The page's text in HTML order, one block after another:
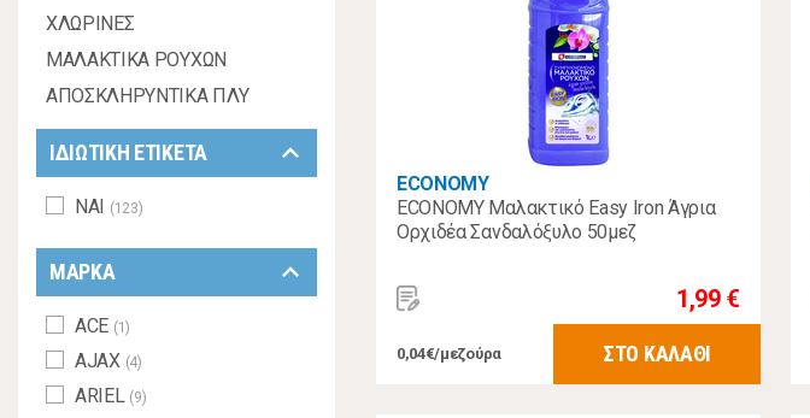
ΧΛΩΡΙΝΕΣ
ΜΑΛΑΚΤΙΚΑ ΡΟΥΧΩΝ
ΑΠΟΣΚΛΗΡΥΝΤΙΚΑ ΠΛΥ
ΙΔΙΩΤΙΚΗ ΕΤΙΚΕΤΑ keyboard_arrow_down
ΝΑΙ (123)
ΜΑΡΚΑ keyboard_arrow_down
ACE (1)
AJAX (4)
ARIEL (9)
ECONOMY
ECONOMY Μαλακτικό Easy Iron Άγρια
Ορχιδέα Σανδαλόξυλο 50μεζ
1,99 €
0,04€/μεζούρα ΣΤΟ ΚΑΛΑΘΙ